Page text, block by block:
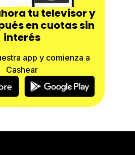
tu televisor y
en cuotas sin
interés
app y comienza a
Cashear